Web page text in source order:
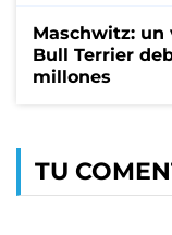
Maschwitz: un
Bull Terrier
millones
TU